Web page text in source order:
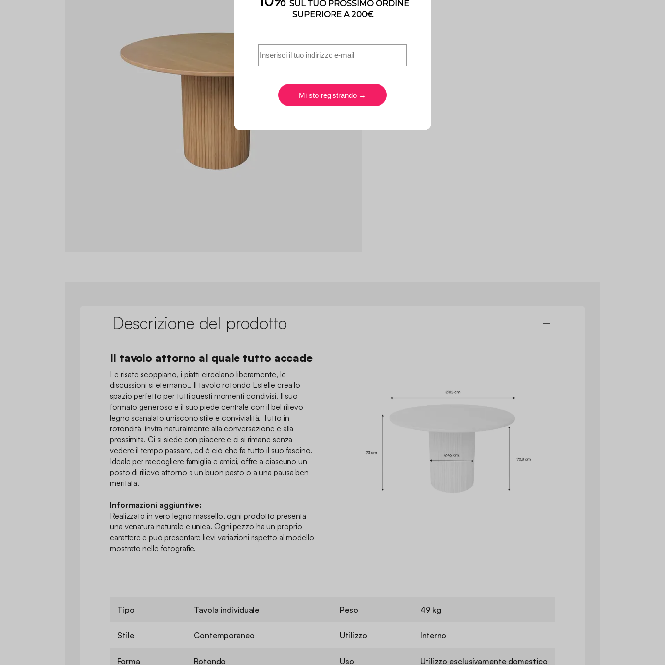
Descrizione del prodotto
Il tavolo attorno al quale tutto accade
Le risate scoppiano, i piatti circolano liberamente, le
discussioni si eternano… Il tavolo rotondo Estelle crea lo
spazio perfetto per tutti questi momenti condivisi. Il suo
formato generoso e il suo piede centrale con il bel rilievo
legno scanalato uniscono stile e convivialità. Tutto in
rotondità, invita naturalmente alla conversazione e alla
prossimità. Ci si siede con piacere e ci si rimane senza
vedere il tempo passare, ed è ciò che fa tutto il suo fascino.
Ideale per raccogliere famiglia e amici, offre a ciascuno un
posto di rilievo attorno a un buon pasto o a una pausa ben
meritata.
Informazioni aggiuntive:
Realizzato in vero legno massello, ogni prodotto presenta
una venatura naturale e unica. Ogni pezzo ha un proprio
carattere e può presentare lievi variazioni rispetto al modello
mostrato nelle fotografie.
Tipo Tavola individuale
Stile Contemporaneo
Forma Rotondo
Peso 49 kg
Utilizzo Interno
Uso Utilizzo esclusivamente domestico